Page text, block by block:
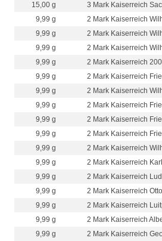
15,00 g
3 Mark Kaiserreich
9,99 g
2 Mark Kaiserreich
9,99 g
2 Mark Kaiserreich
9,99 g
2 Mark Kaiserreich
9,99 g
2 Mark Kaiserreich
9,99 g
2 Mark Kaiserreich
9,99 g
2 Mark Kaiserreich
9,99 g
2 Mark Kaiserreich
9,99 g
2 Mark Kaiserreich
9,99 g
2 Mark Kaiserreich
9,99 g
2 Mark Kaiserreich
9,99 g
2 Mark Kaiserreich
9,99 g
2 Mark Kaiserreich
9,99 g
2 Mark Kaiserreich
9,99 g
2 Mark Kaiserreich
9,99 g
2 Mark Kaiserreich
9,99 g
2 Mark Kaiserreich